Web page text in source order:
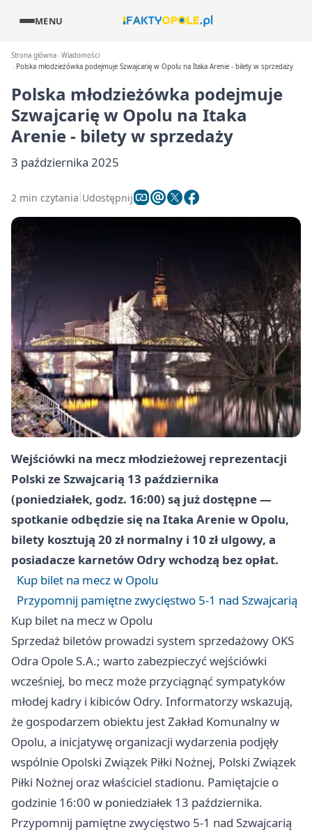
MENU
Strona główna Wiadomości
Polska młodzieżówka podejmuje Szwajcarię w Opolu na Itaka Arenie - bilety w sprzedaży
Polska młodzieżówka podejmuje
Szwajcarię w Opolu na Itaka
Arenie - bilety w sprzedaży
3 października 2025
2 min czytania Udostępnij
Wejściówki na mecz młodzieżowej reprezentacji
Polski ze Szwajcarią 13 października
(poniedziałek, godz. 16:00) są już dostępne —
spotkanie odbędzie się na Itaka Arenie w Opolu,
bilety kosztują 20 zł normalny i 10 zł ulgowy, a
posiadacze karnetów Odry wchodzą bez opłat.
Kup bilet na mecz w Opolu
Przypomnij pamiętne zwycięstwo 5-1 nad Szwajcarią
Kup bilet na mecz w Opolu
Sprzedaż biletów prowadzi system sprzedażowy OKS
Odra Opole S.A.; warto zabezpieczyć wejściówki
wcześniej, bo mecz może przyciągnąć sympatyków
młodej kadry i kibiców Odry. Informatorzy wskazują,
że gospodarzem obiektu jest Zakład Komunalny w
Opolu, a inicjatywę organizacji wydarzenia podjęły
wspólnie Opolski Związek Piłki Nożnej, Polski Związek
Piłki Nożnej oraz właściciel stadionu. Pamiętajcie o
godzinie 16:00 w poniedziałek 13 października.
Przypomnij pamiętne zwycięstwo 5-1 nad Szwajcarią